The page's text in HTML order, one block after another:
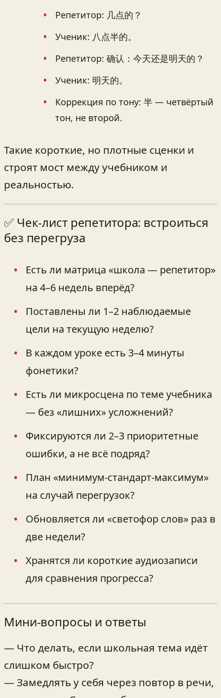
Репетитор: 几点的？
Ученик: 八点半的。
Репетитор: 确认：今天还是明天的？
Ученик: 明天的。
Коррекция по тону: 半 — четвёртый
тон, не второй.
Такие короткие, но плотные сценки и
строят мост между учебником и
реальностью.
✅ Чек‑лист репетитора: встроиться
без перегруза
Есть ли матрица «школа — репетитор»
на 4–6 недель вперёд?
Поставлены ли 1–2 наблюдаемые
цели на текущую неделю?
В каждом уроке есть 3–4 минуты
фонетики?
Есть ли микросцена по теме учебника
— без «лишних» усложнений?
Фиксируются ли 2–3 приоритетные
ошибки, а не всё подряд?
План «минимум-стандарт-максимум»
на случай перегрузок?
Обновляется ли «светофор слов» раз в
две недели?
Хранятся ли короткие аудиозаписи
для сравнения прогресса?
Мини‑вопросы и ответы
— Что делать, если школьная тема идёт
слишком быстро?
— Замедлять у себя через повтор в речи,